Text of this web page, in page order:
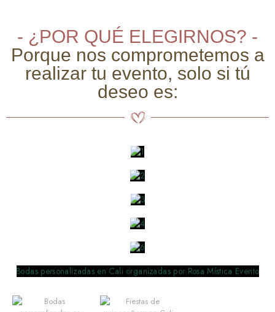
- ¿POR QUÉ ELEGIRNOS? -
Porque nos comprometemos a
realizar tu evento, solo si tú
deseo es: